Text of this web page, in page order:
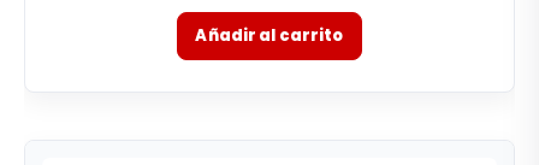
Añadir al carrito